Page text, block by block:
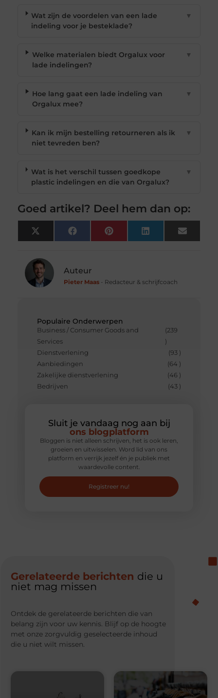
Populaire Onderwerpen
Business / Consumer Goods and
Services
(239
)
Dienstverlening
(93 )
Aanbiedingen
(64 )
Zakelijke dienstverlening
(46 )
Bedrijven
(43 )
Sluit je vandaag nog aan bij
ons blogplatform
Bloggen is niet alleen schrijven, het is ook leren,
groeien en uitwisselen. Word lid van ons
platform en verrijk jezelf én je publiek met
waardevolle content.
Registreer nu!
Wat zijn de voordelen van een lade
indeling voor je besteklade?
▼
Welke materialen biedt Orgalux voor
lade indelingen?
▼
Hoe lang gaat een lade indeling van
Orgalux mee?
▼
Kan ik mijn bestelling retourneren als ik
niet tevreden ben?
▼
Wat is het verschil tussen goedkope
plastic indelingen en die van Orgalux?
▼
Goed artikel? Deel hem dan op:
X
(Twitter)
FacebookPinterest LinkedIn Email
Auteur
Pieter Maas- Redacteur & schrijfcoach
Gerelateerde berichten die u
niet mag missen
Ontdek de gerelateerde berichten die van
belang zijn voor uw kennis. Blijf op de hoogte
met onze zorgvuldig geselecteerde inhoud
die u niet wilt missen.